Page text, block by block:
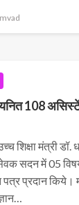
108
शिक्षा मंत्री डॉ.
सदन में 05
प्रदान किये।